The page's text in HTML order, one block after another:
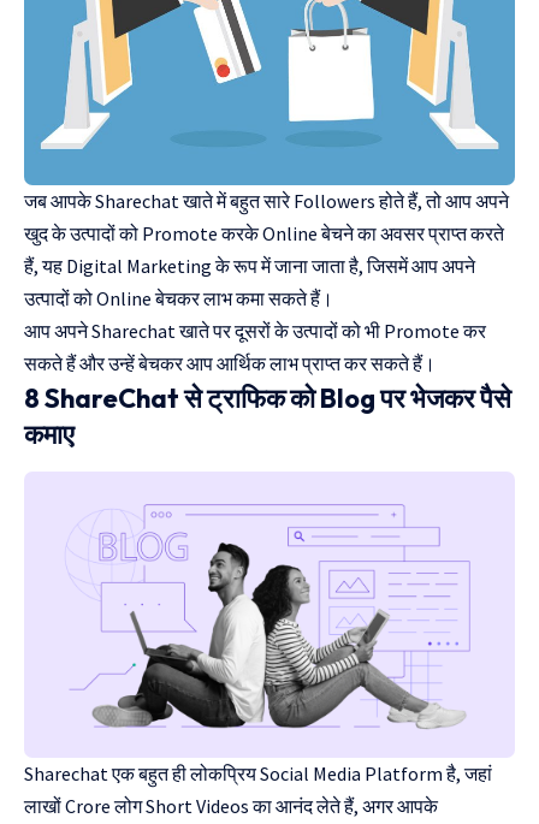
जब आपके Sharechat खाते में बहुत सारे Followers होते हैं, तो आप अपने
खुद के उत्पादों को Promote करके Online बेचने का अवसर प्राप्त करते
हैं, यह Digital Marketing के रूप में जाना जाता है, जिसमें आप अपने
उत्पादों को Online बेचकर लाभ कमा सकते हैं।
आप अपने Sharechat खाते पर दूसरों के उत्पादों को भी Promote कर
सकते हैं और उन्हें बेचकर आप आर्थिक लाभ प्राप्त कर सकते हैं।
8 ShareChat से ट्राफिक को Blog पर भेजकर पैसे
कमाए
Sharechat एक बहुत ही लोकप्रिय Social Media Platform है, जहां
लाखों Crore लोग Short Videos का आनंद लेते हैं, अगर आपके